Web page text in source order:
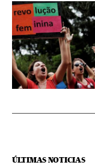
ÚLTIMAS NOTICIAS